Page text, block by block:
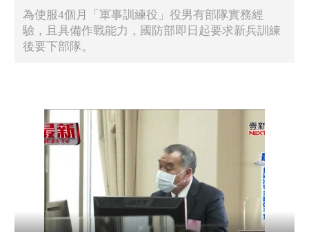
為使服4個月「軍事訓練役」役男有部隊實務經
驗，且具備作戰能力，國防部即日起要求新兵訓練
後要下部隊。